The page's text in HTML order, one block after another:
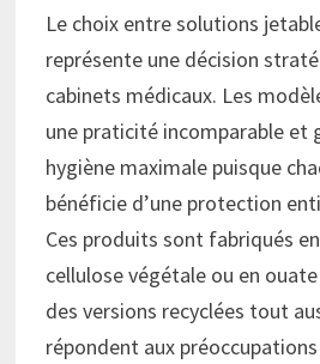
Le choix entre solutions
représente une décision
cabinets médicaux. Les
une praticité incomparable et
hygiène maximale puisque
bénéficie d’une protection
Ces produits sont fabriqués
cellulose végétale ou en
des versions recyclées tout
répondent aux préoccupations